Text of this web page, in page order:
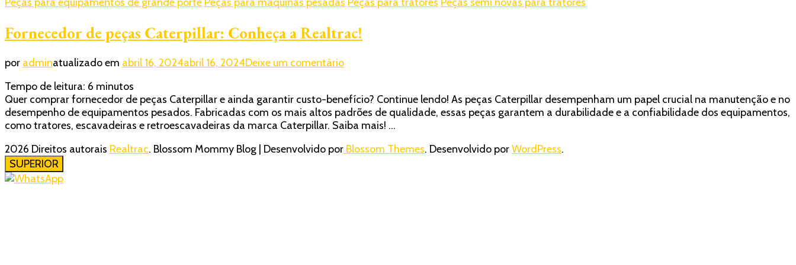
Fornecedor de peças Caterpillar: Conheça a Realtrac!
por adminatualizado em abril 16, 2024abril 16, 2024Deixe um comentárioem
peças
Caterpillar:
Conheça
Realtrac!
Tempo de leitura: 6 minutos
Quer comprar fornecedor de peças Caterpillar e ainda garantir custo-benefício? Continue lendo! As peças Caterpillar desempenham um papel crucial na manutenção e no
desempenho de equipamentos pesados. Fabricadas com os mais altos padrões de qualidade, essas peças garantem a durabilidade e a confiabilidade dos equipamentos,
como tratores, escavadeiras e retroescavadeiras da marca Caterpillar. Saiba mais! …
2026 Direitos autorais Realtrac. Blossom Mommy Blog | Desenvolvido por Blossom Themes. Desenvolvido porWordPress.
SUPERIOR